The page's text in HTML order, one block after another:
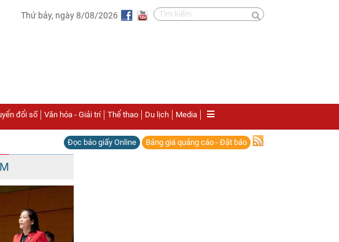
Thứ bảy, ngày 8/08/2026
đổi số Văn hóa - Giải trí Thể thao Du lịch Media
Đọc báo giấy Online Bảng giá quảng cáo - Đặt báo